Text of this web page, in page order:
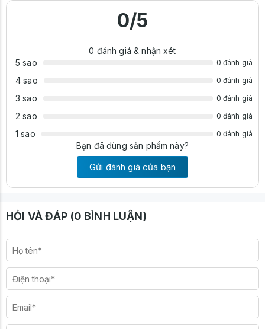
0/5
0 đánh giá & nhận xét
5 sao
0 đánh giá
4 sao 0 đánh giá
3 sao 0 đánh giá
2 sao 0 đánh giá
1 sao 0 đánh giá
Bạn đã dùng sản phẩm này?
Gửi đánh giá của bạn
HỎI VÀ ĐÁP (0 BÌNH LUẬN)